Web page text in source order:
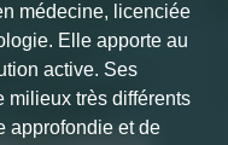
médecine, licenciée
Elle apporte au
active. Ses
milieux très différents
approfondie et de